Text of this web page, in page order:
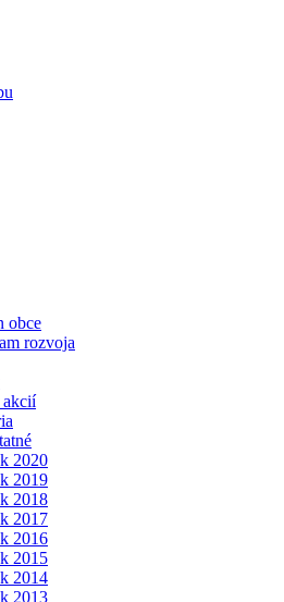
obce
rozvoja
akcií
2020
2019
2018
2017
2016
2015
2014
2013